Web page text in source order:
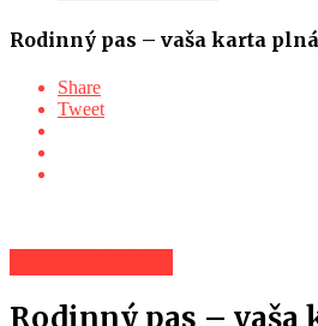
Rodinný pas – vaša karta
Share
Tweet
Rodinný pas – vaša